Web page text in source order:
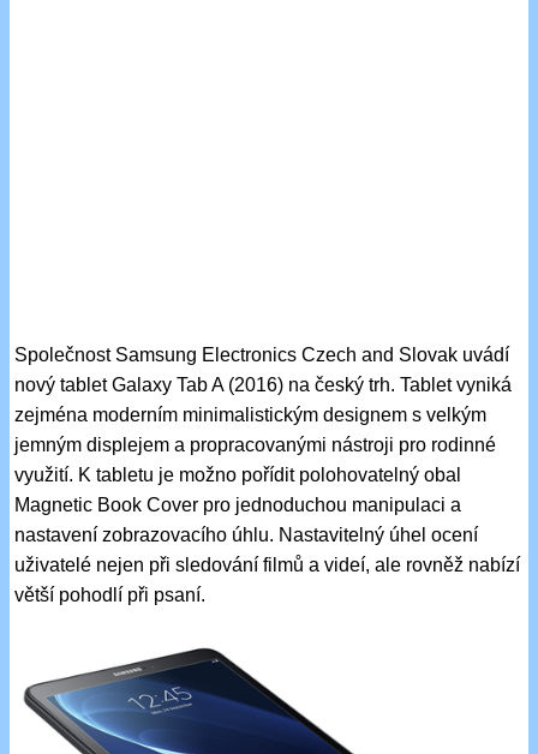
Společnost Samsung Electronics Czech and Slovak uvádí
nový tablet Galaxy Tab A (2016) na český trh. Tablet vyniká
zejména moderním minimalistickým designem s velkým
jemným displejem a propracovanými nástroji pro rodinné
využití. K tabletu je možno pořídit polohovatelný obal
Magnetic Book Cover pro jednoduchou manipulaci a
nastavení zobrazovacího úhlu. Nastavitelný úhel ocení
uživatelé nejen při sledování filmů a videí, ale rovněž nabízí
větší pohodlí při psaní.